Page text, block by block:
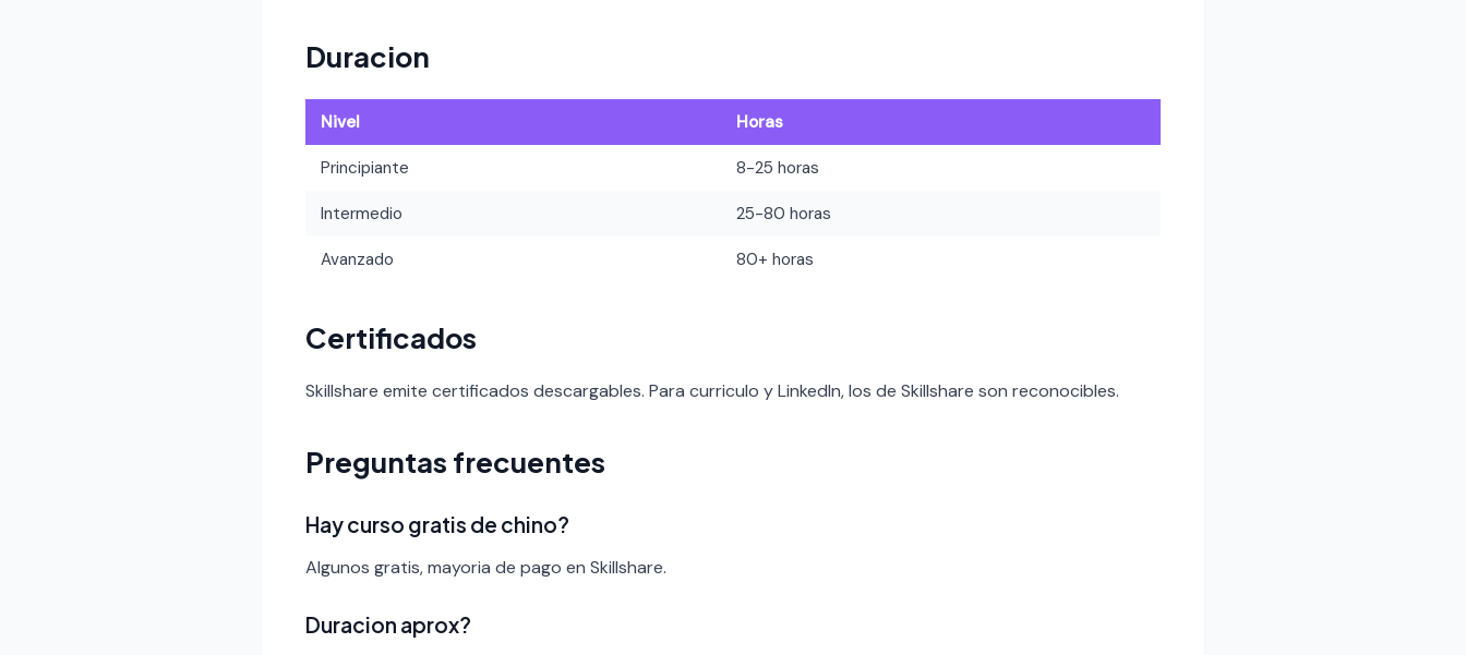
Duracion
Nivel Horas
Principiante 8-25 horas
Intermedio 25-80 horas
Avanzado 80+ horas
Certificados
Skillshare emite certificados descargables. Para curriculo y LinkedIn, los de Skillshare son reconocibles.
Preguntas frecuentes
Hay curso gratis de chino?
Algunos gratis, mayoria de pago en Skillshare.
Duracion aprox?